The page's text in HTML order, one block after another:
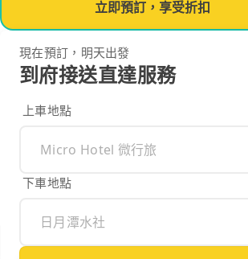
立即預訂，享受折扣
現在預訂，明天出發
到府接送直達服務
上車地點
下車地點